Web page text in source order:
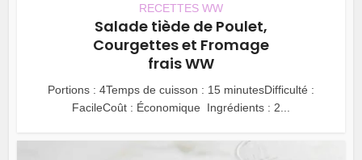
RECETTES WW
Salade tiède de Poulet,
Courgettes et Fromage
frais WW
Portions : 4Temps de cuisson : 15 minutesDifficulté :
FacileCoût : Économique Ingrédients : 2...